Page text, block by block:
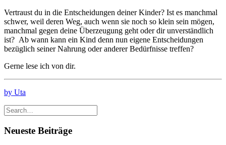
Vertraust du in die Entscheidungen deiner Kinder? Ist es manchmal
schwer, weil deren Weg, auch wenn sie noch so klein sein mögen,
manchmal gegen deine Überzeugung geht oder dir unverständlich
ist? Ab wann kann ein Kind denn nun eigene Entscheidungen
bezüglich seiner Nahrung oder anderer Bedürfnisse treffen?
Gerne lese ich von dir.
by Uta
Neueste Beiträge